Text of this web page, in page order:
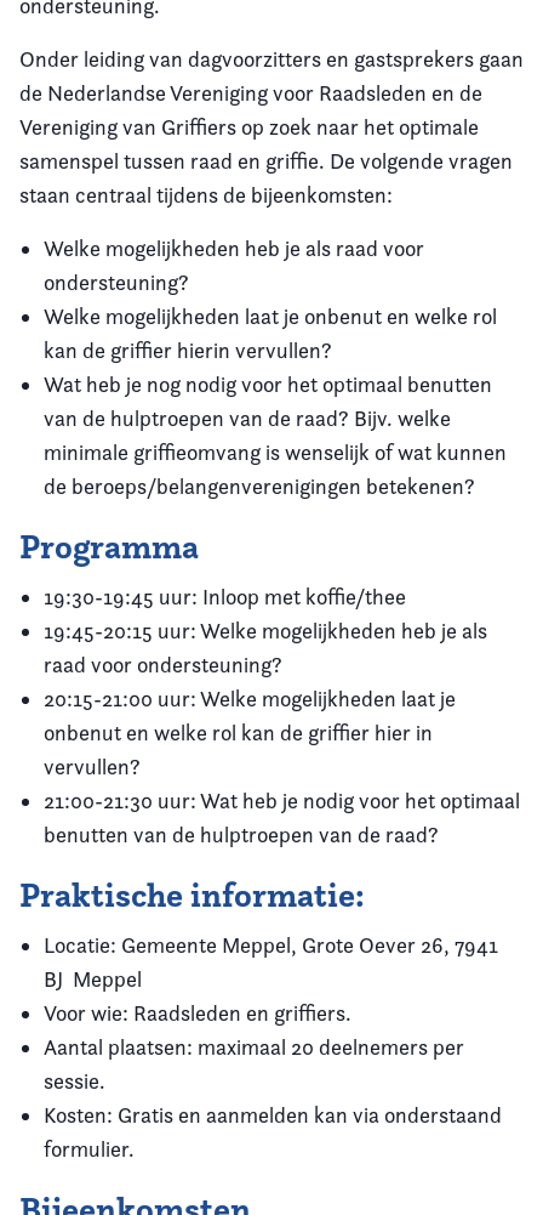
ondersteuning.
Onder leiding van dagvoorzitters en gastsprekers gaan
de Nederlandse Vereniging voor Raadsleden en de
Vereniging van Griffiers op zoek naar het optimale
samenspel tussen raad en griffie. De volgende vragen
staan centraal tijdens de bijeenkomsten:
Welke mogelijkheden heb je als raad voor
ondersteuning?
Welke mogelijkheden laat je onbenut en welke rol
kan de griffier hierin vervullen?
Wat heb je nog nodig voor het optimaal benutten
van de hulptroepen van de raad? Bijv. welke
minimale griffieomvang is wenselijk of wat kunnen
de beroeps/belangenverenigingen betekenen?
Programma
19:30-19:45 uur: Inloop met koffie/thee
19:45-20:15 uur: Welke mogelijkheden heb je als
raad voor ondersteuning?
20:15-21:00 uur: Welke mogelijkheden laat je
onbenut en welke rol kan de griffier hier in
vervullen?
21:00-21:30 uur: Wat heb je nodig voor het optimaal
benutten van de hulptroepen van de raad?
Praktische informatie:
Locatie: Gemeente Meppel, Grote Oever 26, 7941
BJ Meppel
Voor wie: Raadsleden en griffiers.
Aantal plaatsen: maximaal 20 deelnemers per
sessie.
Kosten: Gratis en aanmelden kan via onderstaand
formulier.